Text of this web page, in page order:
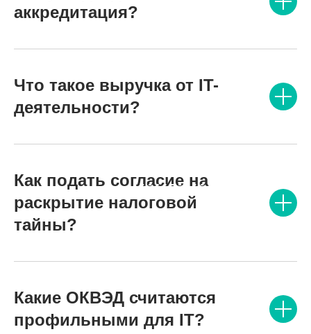
аккредитация?
Что такое выручка от IT-
деятельности?
Как подать согласие на
раскрытие налоговой
тайны?
Какие ОКВЭД считаются
профильными для IT?